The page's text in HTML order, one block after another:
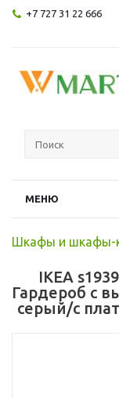
+7 727 31 22 666
МЕНЮ
Шкафы и шкафы-
IKEA
Гардероб с
серый/с